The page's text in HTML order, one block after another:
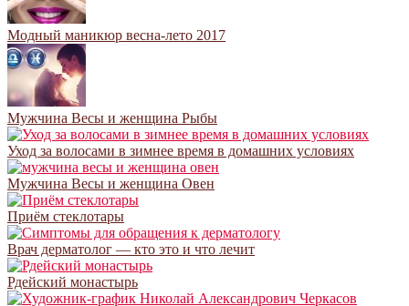
Модный маникюр весна-лето 2017
Мужчина Весы и женщина Рыбы
Уход за волосами в зимнее время в домашних условиях
Мужчина Весы и женщина Овен
Приём стеклотары
Врач дерматолог — кто это и что лечит
Рдейский монастырь